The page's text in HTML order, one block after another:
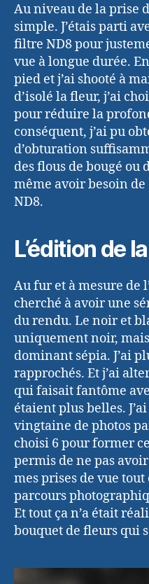
Au niveau de la prise
simple. J’étais parti
filtre ND8 pour
vue à longue durée.
pied et j’ai shooté à
d’isolé la fleur, j’ai
pour réduire la
conséquent, j’ai pu
d’obturation
des flous de bougé ou
même avoir besoin
ND8.
L’édition de
Au fur et à mesure de
cherché à avoir une
du rendu. Le noir et
uniquement noir,
dominant sépia. J’ai
rapprochés. Et j’ai
qui faisait fantôme
étaient plus belles.
vingtaine de photos
choisi 6 pour former
permis de ne pas
mes prises de vue
parcours
Et tout ça n’a était
bouquet de fleurs qui